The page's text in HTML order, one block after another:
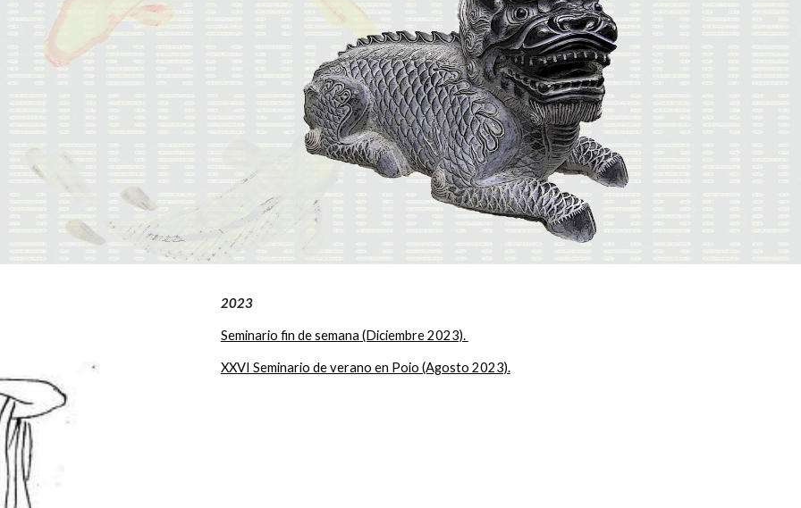
2023
Seminario fin de semana (Diciembre 2023).
XXVI Seminario de verano en Poio (Agosto 2023).